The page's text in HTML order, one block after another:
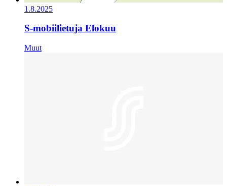
1.8.2025
S-mobiilietuja Elokuu
Muut